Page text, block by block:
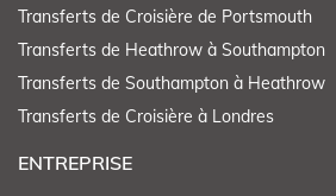
Transferts de Croisière de Portsmouth
Transferts de Heathrow à Southampton
Transferts de Southampton à Heathrow
Transferts de Croisière à Londres
ENTREPRISE